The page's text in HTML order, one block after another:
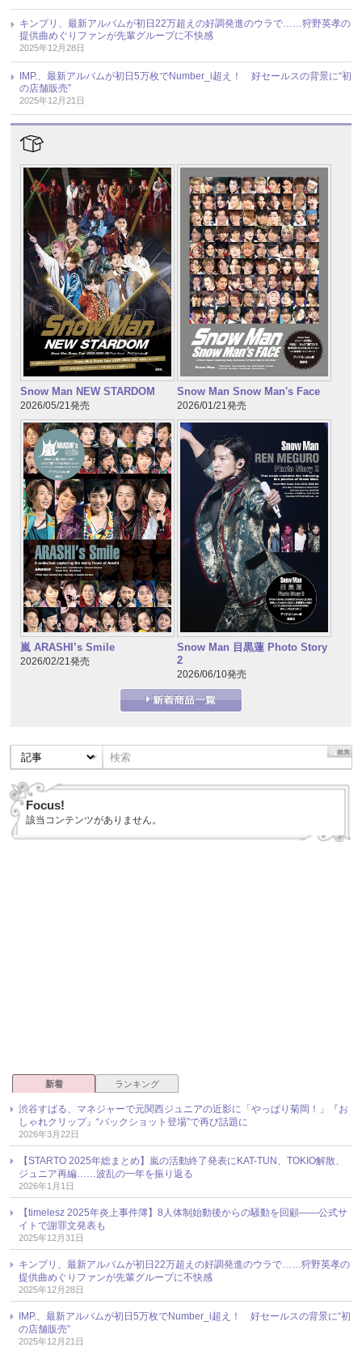
キンプリ、最新アルバムが初日22万超えの好調発進のウラで……狩野英孝の
提供曲めぐりファンが先輩グループに不快感
2025年12月28日
IMP.、最新アルバムが初日5万枚でNumber_i超え！ 好セールスの背景に“初
の店舗販売”
2025年12月21日
Snow Man NEW STARDOM
2026/05/21発売
Snow Man Snow Man's Face
2026/01/21発売
嵐 ARASHI’s Smile
2026/02/21発売
Snow Man 目黒蓮 Photo Story
2
2026/06/10発売
Focus!
該当コンテンツがありません。
新着 ランキング
渋谷すばる、マネジャーで元関西ジュニアの近影に「やっぱり菊岡！」『お
しゃれクリップ』“バックショット登場”で再び話題に
2026年3月22日
【STARTO 2025年総まとめ】嵐の活動終了発表にKAT-TUN、TOKIO解散、
ジュニア再編……波乱の一年を振り返る
2026年1月1日
【timelesz 2025年炎上事件簿】8人体制始動後からの騒動を回顧――公式サ
イトで謝罪文発表も
2025年12月31日
キンプリ、最新アルバムが初日22万超えの好調発進のウラで……狩野英孝の
提供曲めぐりファンが先輩グループに不快感
2025年12月28日
IMP.、最新アルバムが初日5万枚でNumber_i超え！ 好セールスの背景に“初
の店舗販売”
2025年12月21日